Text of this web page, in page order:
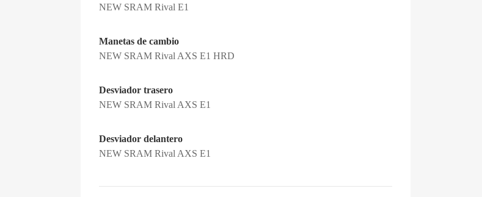
NEW SRAM Rival E1
Manetas de cambio
NEW SRAM Rival AXS E1 HRD
Desviador trasero
NEW SRAM Rival AXS E1
Desviador delantero
NEW SRAM Rival AXS E1